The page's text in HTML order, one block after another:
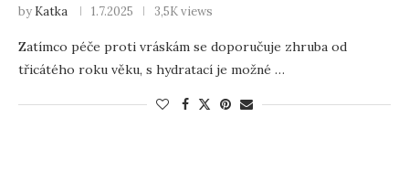
by Katka 1.7.2025 3,5K views
Zatímco péče proti vráskám se doporučuje zhruba od
třicátého roku věku, s hydratací je možné …